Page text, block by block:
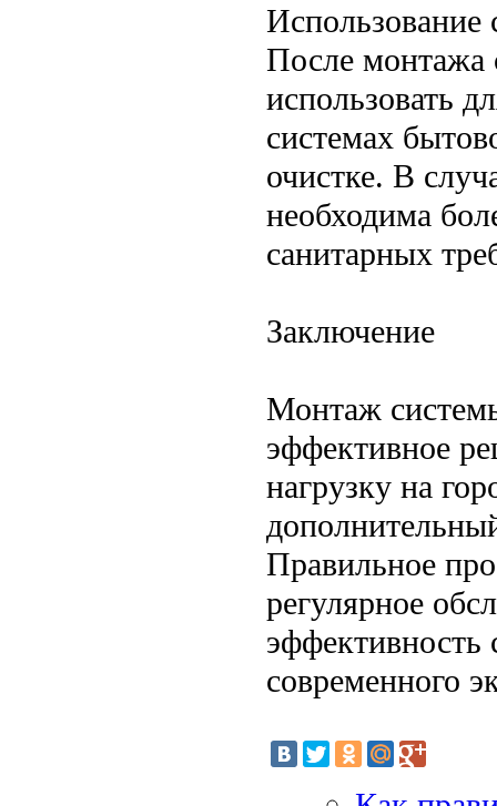
Использование
После монтажа
использовать
системах
очистке. В
необходима
санитарных
Заключение
Монтаж
эффективное
нагрузку на
Правильное
регулярное
эффективность
современного